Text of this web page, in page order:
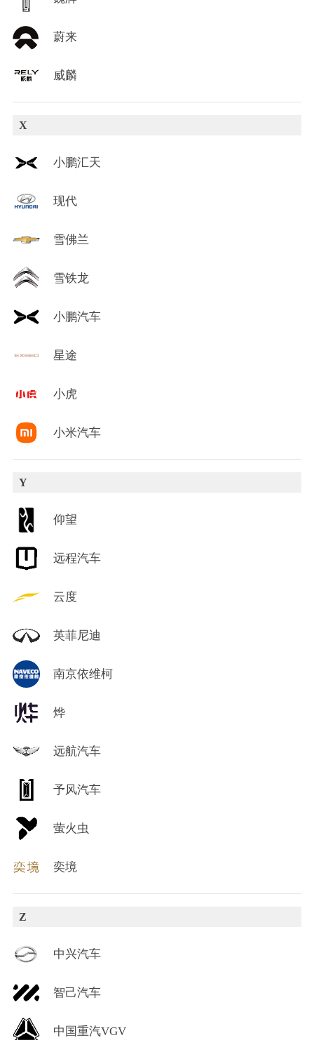
蔚来
威麟
X
小鹏汇天
现代
雪佛兰
雪铁龙
小鹏汽车
星途
小虎
小米汽车
Y
仰望
远程汽车
云度
英菲尼迪
南京依维柯
烨
远航汽车
予风汽车
萤火虫
奕境
Z
中兴汽车
智己汽车
中国重汽VGV